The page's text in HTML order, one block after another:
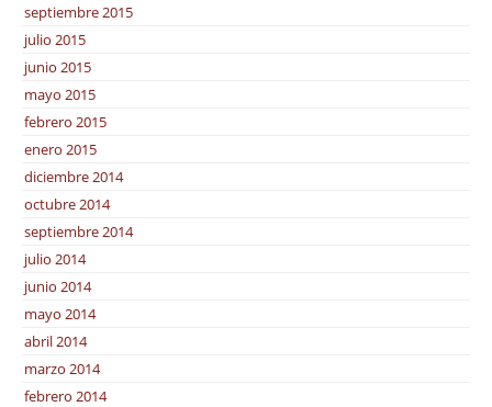
septiembre 2015
julio 2015
junio 2015
mayo 2015
febrero 2015
enero 2015
diciembre 2014
octubre 2014
septiembre 2014
julio 2014
junio 2014
mayo 2014
abril 2014
marzo 2014
febrero 2014